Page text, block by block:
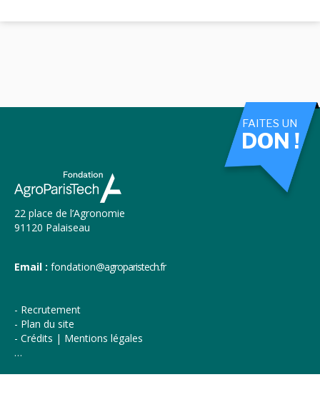
22 place de l’Agronomie
91120 Palaiseau
Email : fondation@agroparistech.fr
Recrutement
Plan du site
Crédits | Mentions légales
…
FAITES UN
DON !